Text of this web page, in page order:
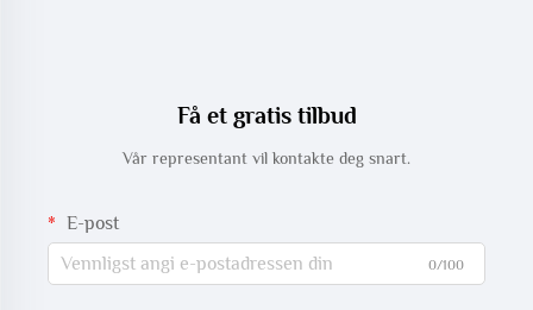
Få et gratis tilbud
Vår representant vil kontakte deg snart.
E-post
0/100